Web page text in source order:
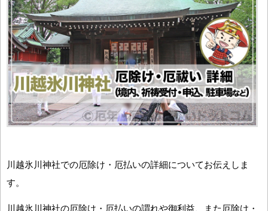
川越氷川神社での厄除け・厄払いの詳細についてお伝えしま
す。
川越氷川神社の厄除け・厄払いの謂れや御利益、また厄除け・